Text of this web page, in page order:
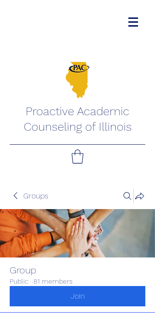
Proactive Academic
Counseling of Illinois
Groups
Group
Public · 81 members
Join